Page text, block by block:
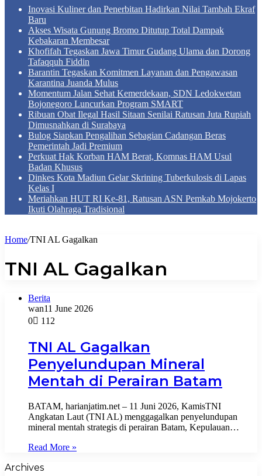
Inovasi Kuliner dan Penerbitan Hadirkan Nilai Tambah Ekraf
Baru
Akses Wisata Gunung Bromo Ditutup Total Dampak
Kebakaran Membesar
Khofifah Tegaskan Jawa Timur Gudang Ulama dan Dorong
Tafaqquh Fiddin
Barantin Tegaskan Komitmen Layanan dan Pengawasan
Karantina Juanda Mulus
Momentum Jalan Sehat Kemerdekaan, SDN Ledokwetan
Bojonegoro Luncurkan Program SMART
Ribuan Obat Ilegal Hasil Sitaan Senilai Ratusan Juta Rupiah
Dimusnahkan di Surabaya
Bulog Siapkan Pengalihan Sebagian Cadangan Beras
Pemerintah Jadi Premium
Perkuat Hak Korban HAM Berat, Komnas HAM Usul
Badan Khusus
Dinkes Kota Madiun Gelar Skrining Tuberkulosis di Lapas
Kelas I
Meriahkan HUT RI Ke-81, Ratusan ASN Pemkab Mojokerto
Ikuti Olahraga Tradisional
Home/TNI AL Gagalkan
TNI AL Gagalkan
Berita
wan11 June 2026
0
112
TNI AL Gagalkan
Penyelundupan Mineral
Mentah di Perairan Batam
BATAM, harianjatim.net – 11 Juni 2026, KamisTNI
Angkatan Laut (TNI AL) menggagalkan penyelundupan
mineral mentah strategis di perairan Batam, Kepulauan…
Read More »
Archives